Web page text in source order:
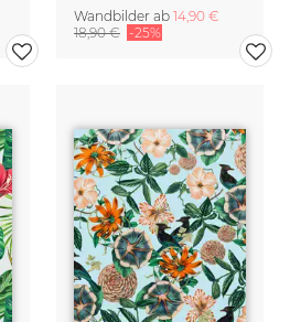
Wandbilder ab 14,90 €
18,90 € -25%